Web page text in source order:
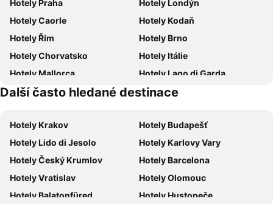
Hotely Praha
Hotely Londýn
Hotely Caorle
Hotely Kodaň
Hotely Řím
Hotely Brno
Hotely Chorvatsko
Hotely Itálie
Hotely Mallorca
Hotely Lago di Garda
Hotely Vysočina
Hotely Istrie
Další často hledané destinace
Hotely Krakov
Hotely Budapešť
Hotely Lido di Jesolo
Hotely Karlovy Vary
Hotely Český Krumlov
Hotely Barcelona
Hotely Vratislav
Hotely Olomouc
Hotely Balatonfüred
Hotely Hustopeče